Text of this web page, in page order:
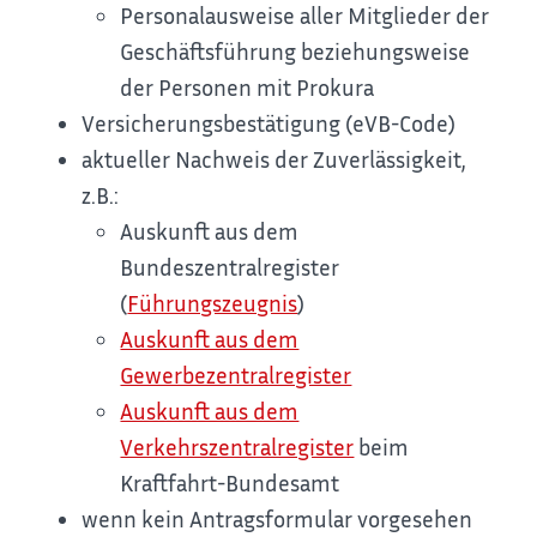
Personalausweise aller Mitglieder der
Geschäftsführung beziehungsweise
der Personen mit Prokura
Versicherungsbestätigung (eVB-Code)
aktueller Nachweis der Zuverlässigkeit,
z.B.:
Auskunft aus dem
Bundeszentralregister
(Führungszeugnis)
Auskunft aus dem
Gewerbezentralregister
Auskunft aus dem
Verkehrszentralregister beim
Kraftfahrt-Bundesamt
wenn kein Antragsformular vorgesehen